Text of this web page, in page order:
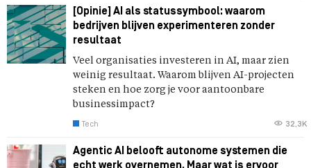
[Opinie] AI als statussymbool: waarom
bedrijven blijven experimenteren zonder
resultaat
Veel organisaties investeren in AI, maar zien
weinig resultaat. Waarom blijven AI-projecten
steken en hoe zorg je voor aantoonbare
businessimpact?
Tech 32,3K
Agentic AI belooft autonome systemen die